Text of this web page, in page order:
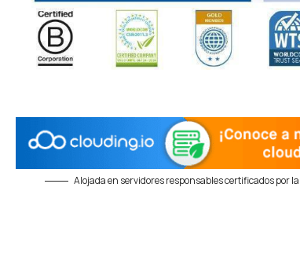
Alojada en servidores responsables certificados por la